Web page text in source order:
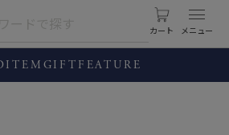
カート
ITEM GIFT FEATURE